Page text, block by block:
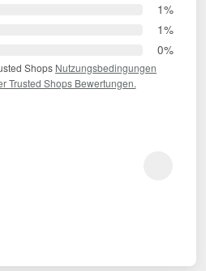
1%
1%
0%
Shops Nutzungsbedingungen
Trusted Shops Bewertungen.